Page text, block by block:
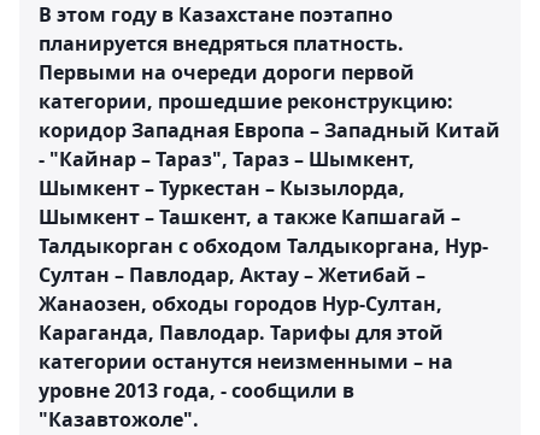
В этом году в Казахстане поэтапно
планируется внедряться платность.
Первыми на очереди дороги первой
категории, прошедшие реконструкцию:
коридор Западная Европа – Западный Китай
- "Кайнар – Тараз", Тараз – Шымкент,
Шымкент – Туркестан – Кызылорда,
Шымкент – Ташкент, а также Капшагай –
Талдыкорган с обходом Талдыкоргана, Нур-
Султан – Павлодар, Актау – Жетибай –
Жанаозен, обходы городов Нур-Султан,
Караганда, Павлодар. Тарифы для этой
категории останутся неизменными – на
уровне 2013 года, - сообщили в
"Казавтожоле".